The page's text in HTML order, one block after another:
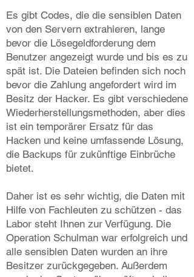
Es gibt Codes, die die sensiblen Daten
von den Servern extrahieren, lange
bevor die Lösegeldforderung dem
Benutzer angezeigt wurde und bis es zu
spät ist. Die Dateien befinden sich noch
bevor die Zahlung angefordert wird im
Besitz der Hacker. Es gibt verschiedene
Wiederherstellungsmethoden, aber dies
ist ein temporärer Ersatz für das
Hacken und keine umfassende Lösung,
die Backups für zukünftige Einbrüche
bietet.
Daher ist es sehr wichtig, die Daten mit
Hilfe von Fachleuten zu schützen - das
Labor steht Ihnen zur Verfügung. Die
Operation Schulman war erfolgreich und
alle sensiblen Daten wurden an ihre
Besitzer zurückgegeben. Außerdem